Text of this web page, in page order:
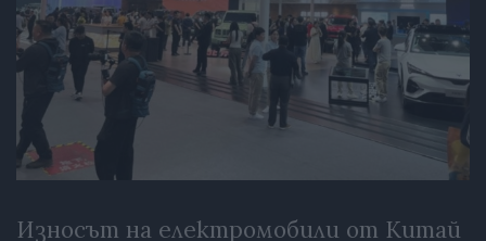
Износът на електромобили от Китай